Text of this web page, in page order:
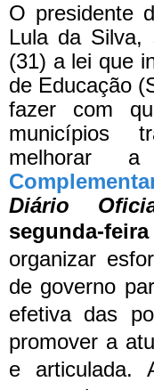
O presidente
Lula da Silva,
(31) a lei que
de Educação
fazer com
municípios
melhorar
Diário
segunda-feira
organizar
de governo
efetiva das
promover a
e articulada.